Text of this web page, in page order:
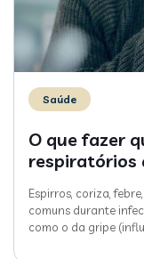
Saúde
O que fazer
respiratórios
Espirros, coriza,
comuns durante
como o da gripe